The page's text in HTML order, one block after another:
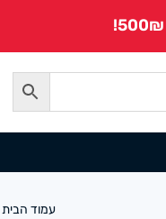
עמוד הבית